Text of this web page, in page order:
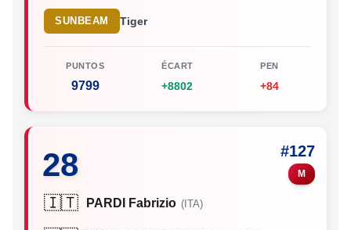
SUNBEAM Tiger
PUNTOS
9799
ÉCART
+8802
PEN
+84
28 #127
M
🇮🇹 PARDI Fabrizio (ITA)